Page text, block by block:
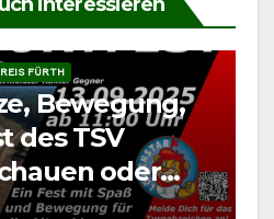
FÜRTH
Bewegung,
des TSV
oder